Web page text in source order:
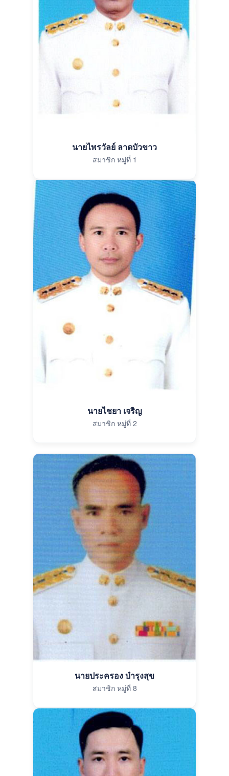
นายไพรวัลย์ ลาดบัวขาว
สมาชิก หมู่ที่ 1
นายไชยา เจริญ
สมาชิก หมู่ที่ 2
นายประครอง บำรุงสุข
สมาชิก หมู่ที่ 8